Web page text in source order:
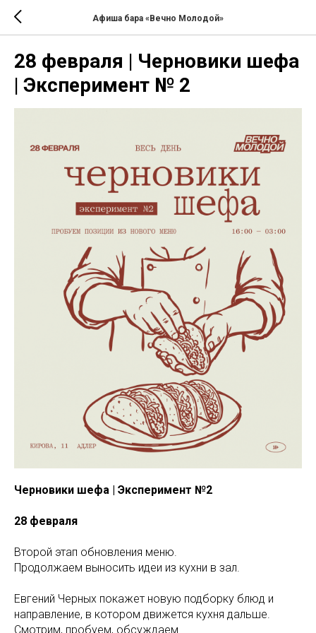
Афиша бара «Вечно Молодой»
28 февраля | Черновики шефа
| Эксперимент № 2
Черновики шефа | Эксперимент №2
28 февраля
Второй этап обновления меню.
Продолжаем выносить идеи из кухни в зал.
Евгений Черных покажет новую подборку блюд и
направление, в котором движется кухня дальше.
Смотрим, пробуем, обсуждаем.